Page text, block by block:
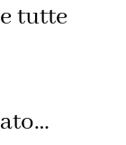
tutte